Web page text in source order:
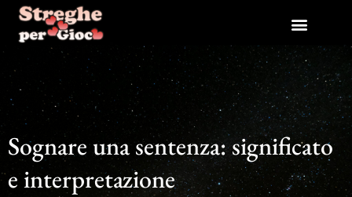
contenuto
Sognare una sentenza: significato
e interpretazione